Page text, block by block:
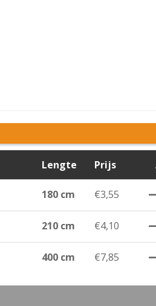
Lengte Prijs
180 cm €3,55
210 cm €4,10
400 cm €7,85